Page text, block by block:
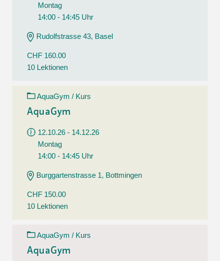
Montag
14:00 - 14:45 Uhr
Rudolfstrasse 43, Basel
CHF 160.00
10 Lektionen
AquaGym / Kurs
AquaGym
12.10.26 - 14.12.26
Montag
14:00 - 14:45 Uhr
Burggartenstrasse 1, Bottmingen
CHF 150.00
10 Lektionen
AquaGym / Kurs
AquaGym